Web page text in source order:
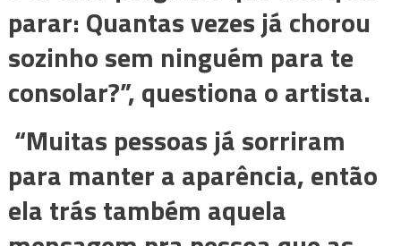
parar: Quantas vezes já chorou
sozinho sem ninguém para te
consolar?”, questiona o artista.
“Muitas pessoas já sorriram
para manter a aparência, então
ela trás também aquela